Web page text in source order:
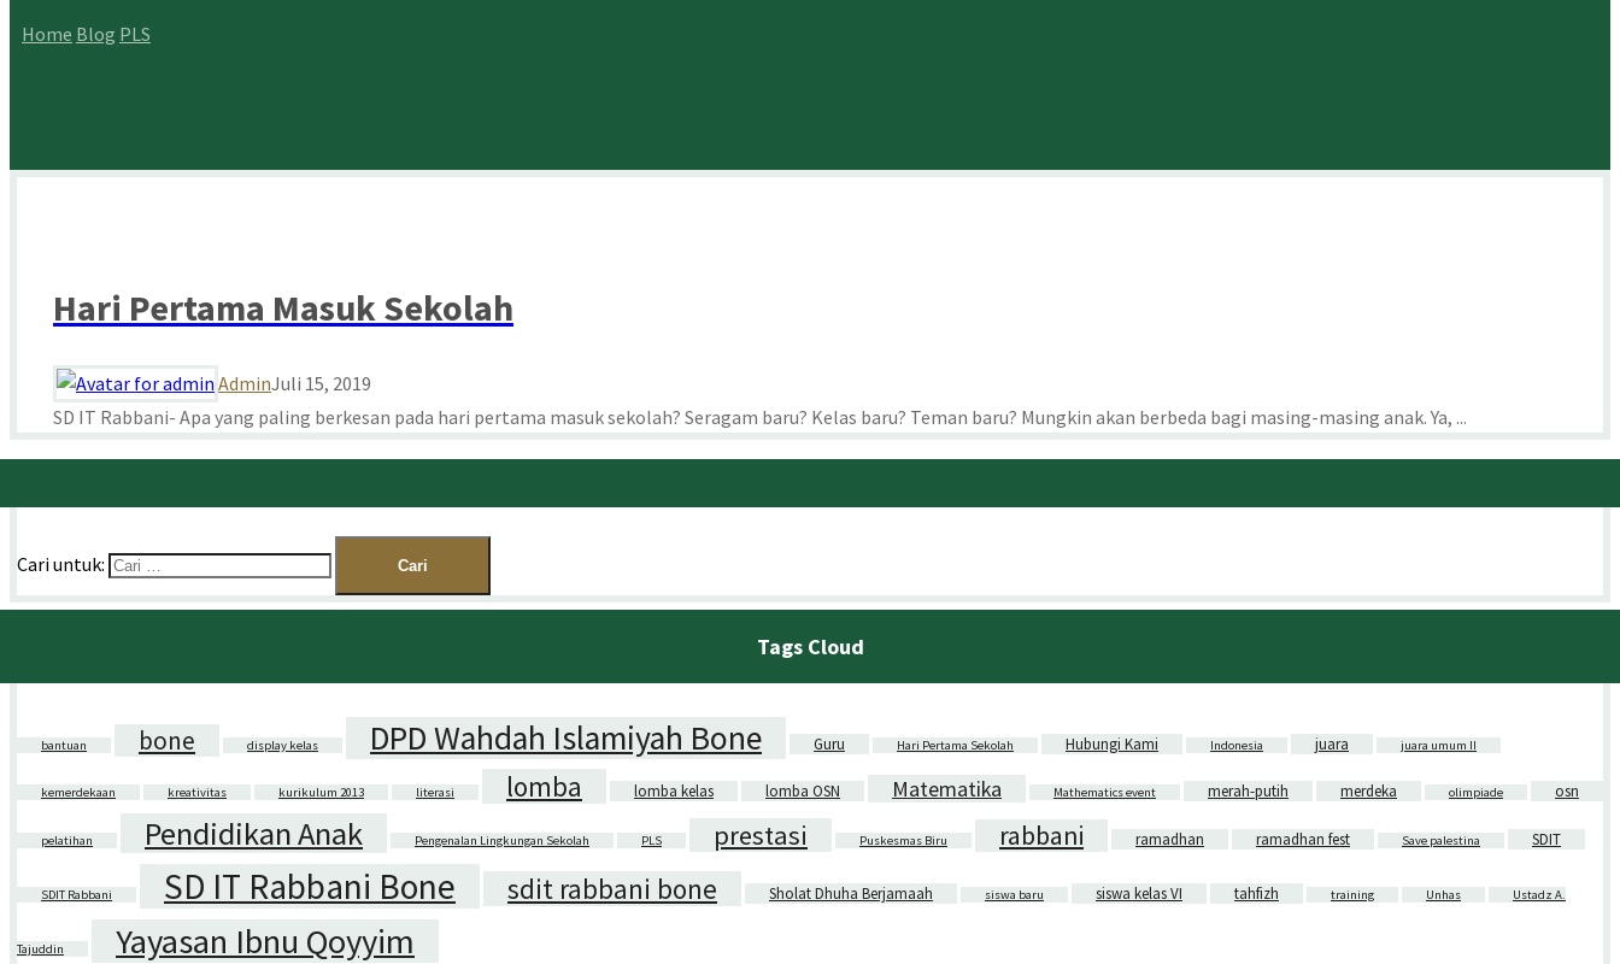
Home Blog PLS
Hari Pertama Masuk Sekolah
AdminJuli 15, 2019
SD IT Rabbani- Apa yang paling berkesan pada hari pertama masuk sekolah? Seragam baru? Kelas baru? Teman baru? Mungkin akan berbeda bagi masing-masing anak. Ya, ...
Cari untuk:
Tags Cloud
bantuan bone display kelas DPD Wahdah Islamiyah Bone Guru Hari Pertama Sekolah Hubungi Kami Indonesia juara juara umum II
kemerdekaan kreativitas kurikulum 2013 literasi lomba lomba kelas lomba OSN Matematika Mathematics event merah-putih merdeka olimpiade osn
pelatihan Pendidikan Anak Pengenalan Lingkungan Sekolah PLS prestasi Puskesmas Biru rabbani ramadhan ramadhan fest Save palestina SDIT
SDIT Rabbani SD IT Rabbani Bone sdit rabbani bone Sholat Dhuha Berjamaah siswa baru siswa kelas VI tahfizh training Unhas Ustadz A.
Tajuddin Yayasan Ibnu Qoyyim